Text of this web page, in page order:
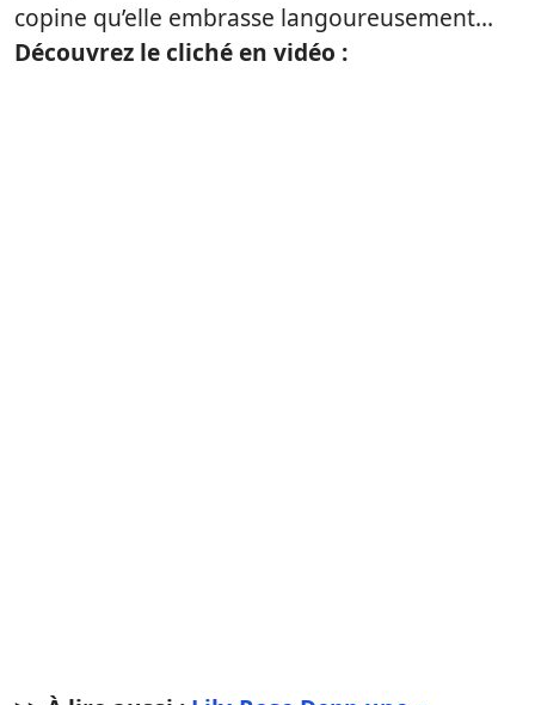
copine qu’elle embrasse langoureusement…
Découvrez le cliché en vidéo :